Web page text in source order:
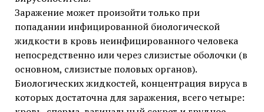
Заражение может произойти только при
попадании инфицированной биологической
жидкости в кровь неинфицированного человека
непосредственно или через слизистые оболочки (в
основном, слизистые половых органов).
Биологических жидкостей, концентрация вируса в
которых достаточна для заражения, всего четыре: